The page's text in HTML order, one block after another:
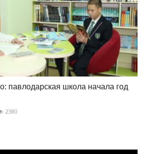
павлодарская школа начала год
2380